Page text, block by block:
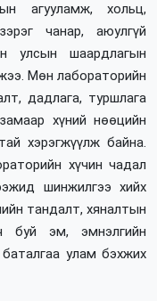
агууламж, хольц,
чанар, аюулгүй
улсын шаардлагын
Мөн лабораторийн
дадлага, туршлага
хүний нөөцийн
хэрэгжүүлж байна.
хүчин чадал
шинжилгээ хийх
тандалт, хяналтын
буй эм, эмнэлгийн
улам бэхжих